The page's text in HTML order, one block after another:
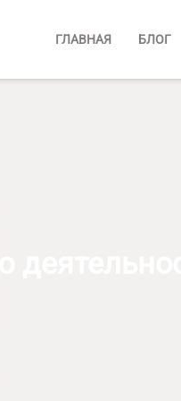
ГЛАВНАЯ БЛОГ